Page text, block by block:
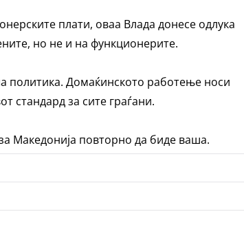
плати, оваа Влада донесе одлука
но не и на функционерите.
политика. Домаќинското работење носи
стандард за сите граѓани.
Македонија повторно да биде ваша.